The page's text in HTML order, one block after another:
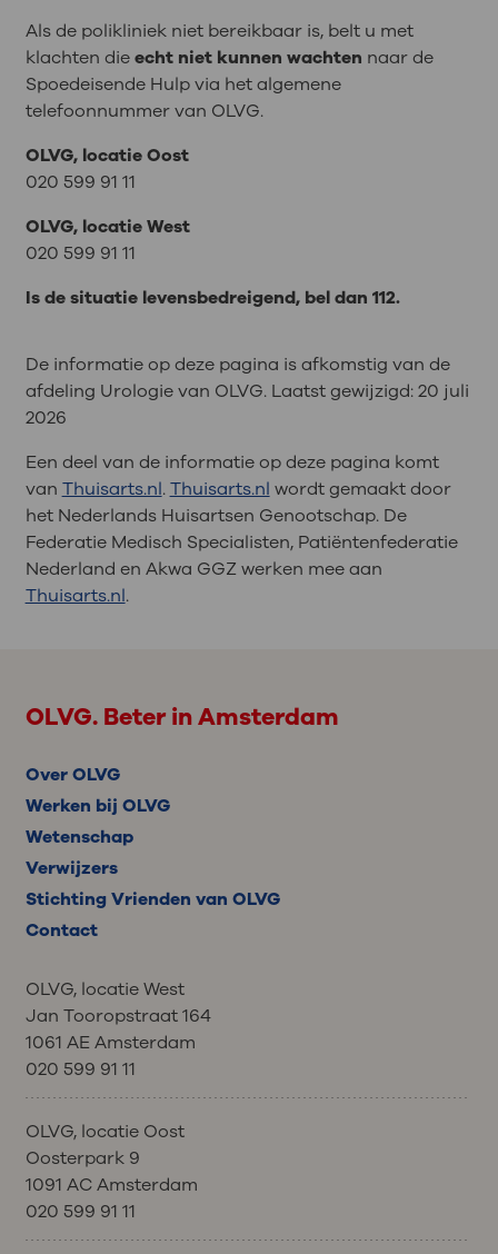
Als de polikliniek niet bereikbaar is, belt u met
klachten dieecht niet kunnen wachten naar de
Spoedeisende Hulp via het algemene
telefoonnummer van OLVG.
OLVG, locatie Oost
020 599 91 11
OLVG, locatie West
020 599 91 11
Is de situatie levensbedreigend, bel dan 112.
De informatie op deze pagina is afkomstig van de
afdeling Urologie van OLVG. Laatst gewijzigd:20 juli
2026
Een deel van de informatie op deze pagina komt
van Thuisarts.nl.Thuisarts.nl wordt gemaakt door
het Nederlands Huisartsen Genootschap. De
Federatie Medisch Specialisten, Patiëntenfederatie
Nederland en Akwa GGZ werken mee aan
Thuisarts.nl.
OLVG. Beter in Amsterdam
Over OLVG
Werken bij OLVG
Wetenschap
Verwijzers
Stichting Vrienden van OLVG
Contact
OLVG, locatie West
Jan Tooropstraat 164
1061 AE Amsterdam
020 599 91 11
OLVG, locatie Oost
Oosterpark 9
1091 AC Amsterdam
020 599 91 11